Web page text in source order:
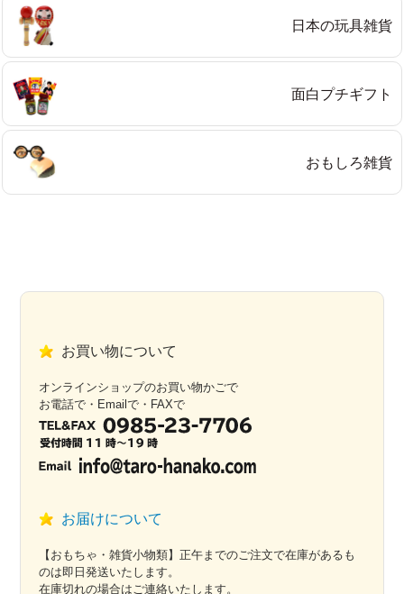
日本の玩具雑貨
面白プチギフト
おもしろ雑貨
お買い物について
オンラインショップのお買い物かごで
お電話で・Emailで・FAXで
お届けについて
【おもちゃ・雑貨小物類】正午までのご注文で在庫があるも
のは即日発送いたします。
在庫切れの場合はご連絡いたします。